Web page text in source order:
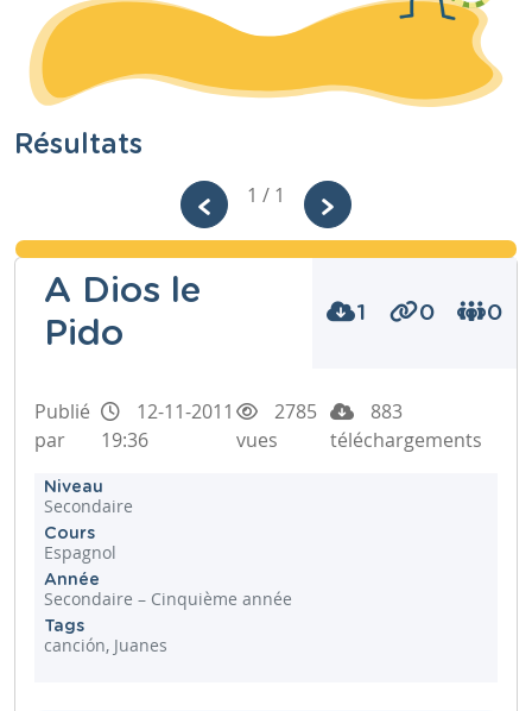
Résultats
1 / 1
A Dios le
Pido
1 0 0
Publié
par
12-11-2011
19:36
2785
vues
883
téléchargements
Niveau
Secondaire
Cours
Espagnol
Année
Secondaire – Cinquième année
Tags
canción, Juanes